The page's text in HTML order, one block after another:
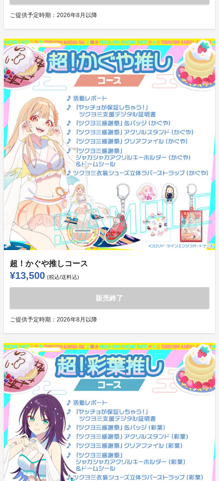
ご提供予定時期： 2026年8月以降
超！かぐや推しコース
¥13,500 (税込/送料込)
販売終了
ご提供予定時期： 2026年8月以降